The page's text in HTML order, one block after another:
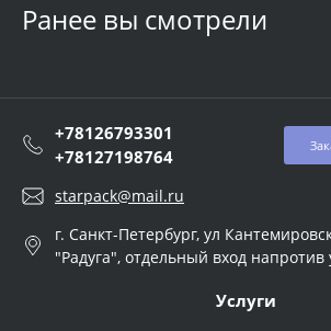
Ранее вы смотрели
+78126793301
+78127198764
starpack@mail.ru
г. Санкт-Петербург, ул
"Радуга", отдельный вход напротив
Услуги